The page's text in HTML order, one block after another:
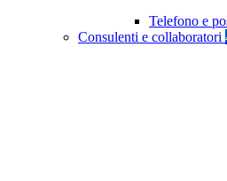
Telefono e
Consulenti e collaboratori